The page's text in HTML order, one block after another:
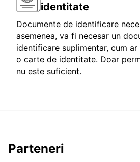
identitate
Documente de identificare
asemenea, va fi necesar un
identificare suplimentar, cum
o carte de identitate. Doar
nu este suficient.
Parteneri